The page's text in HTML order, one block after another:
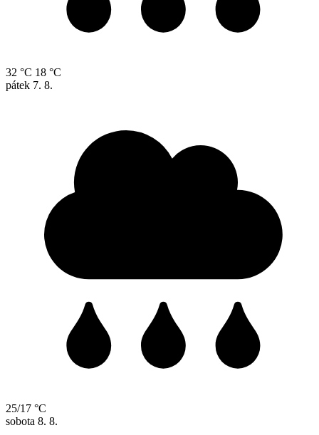
32 °C 18 °C
pátek 7. 8.
25/17 °C
sobota 8. 8.